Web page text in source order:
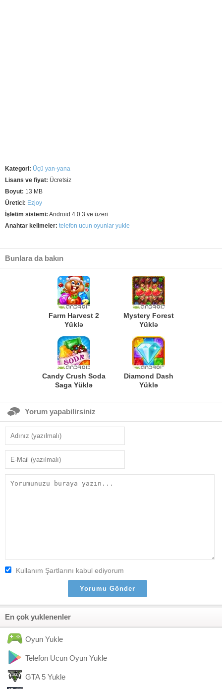
Kategori: Üçü yan-yana
Lisans ve fiyat: Ücretsiz
Boyut: 13 MB
Üretici: Ezjoy
İşletim sistemi: Android 4.0.3 ve üzeri
Anahtar kelimeler: telefon ucun oyunlar yukle
Bunlara da bakın
Farm Harvest 2
Yüklə
Mystery Forest
Yüklə
Candy Crush Soda
Saga Yüklə
Diamond Dash
Yüklə
Yorum yapabilirsiniz
Kullanım Şartlarını kabul ediyorum
En çok yuklenenler
Oyun Yukle
Telefon Ucun Oyun Yukle
GTA 5 Yukle